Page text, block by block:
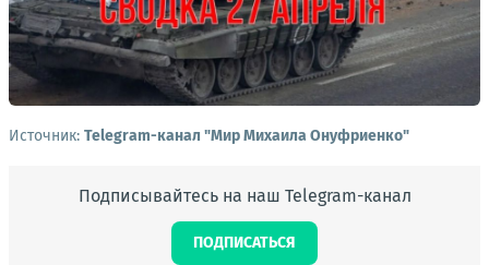
Источник: Telegram-канал "Мир Михаила Онуфриенко"
Подписывайтесь на наш Telegram-канал
ПОДПИСАТЬСЯ